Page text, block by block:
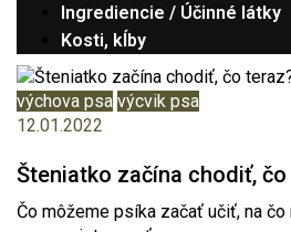
Ingrediencie / Účinné látky
Kosti, kĺby
výchova psa výcvik psa
12.01.2022
Šteniatko začína chodiť,
Čo môžeme psíka začať učiť, na